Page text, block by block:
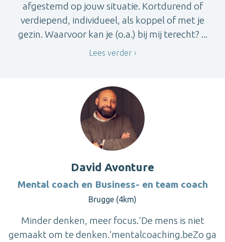
afgestemd op jouw situatie. Kortdurend of
verdiepend, individueel, als koppel of met je
gezin. Waarvoor kan je (o.a.) bij mij terecht? ...
Lees verder
David Avonture
Mental coach en Business- en team coach
Brugge (4km)
Minder denken, meer focus.‘De mens is niet
gemaakt om te denken.’mentalcoaching.beZo ga